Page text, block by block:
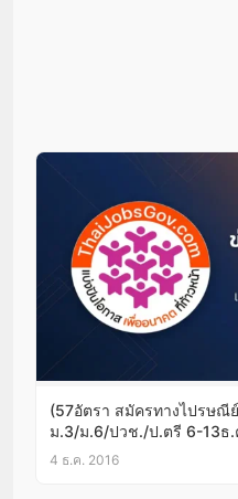
(57อัตรา สมัครทางไปรษณี
ม.3/ม.6/ปวช./ป.ตรี 6-13ธ.
4 ธ.ค. 2016